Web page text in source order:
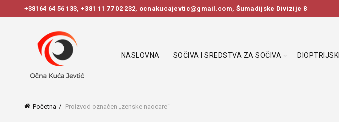
+38164 64 56 133,+381 11 77 02 232, ocnakucajevtic@gmail.com, Šumadijske Divizije 8
NASLOVNA SOČIVA I SREDSTVA ZA SOČIVA
Početna Proizvod označen „zenske naocare“